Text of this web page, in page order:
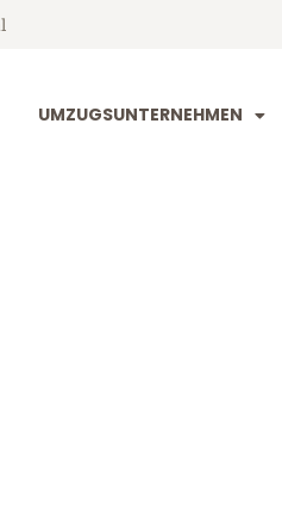
UMZUGSUNTERNEHMEN